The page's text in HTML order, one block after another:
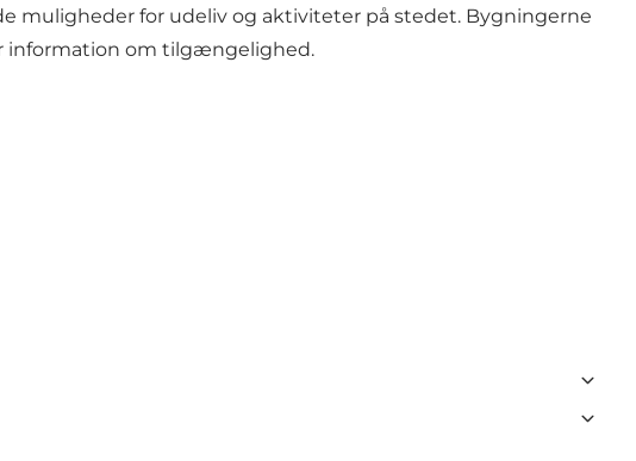
muligheder for udeliv og aktiviteter på stedet. Bygningerne
information om tilgængelighed.